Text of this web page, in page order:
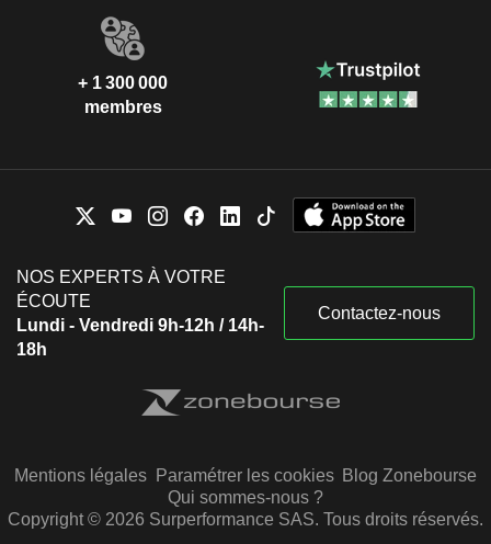
+ 1 300 000
membres
NOS EXPERTS À VOTRE
ÉCOUTE
Lundi - Vendredi 9h-12h / 14h-
18h
Contactez-nous
Mentions légales Paramétrer les cookies Blog Zonebourse
Qui sommes-nous ?
Copyright © 2026 Surperformance SAS. Tous droits réservés.